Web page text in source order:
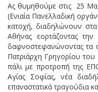
Ας θυμηθούμε στις 25
(Ενιαία Πανελλαδική
κατοχή, διαδηλώνουν
Αθήνας εορτάζοντας
δαφνοστεφανώνοντας τα
Πατριάρχη Γρηγορίου
πάλι με προτροπή της
Αγίας Σοφίας, νέα
επαναστατικά τραγούδια